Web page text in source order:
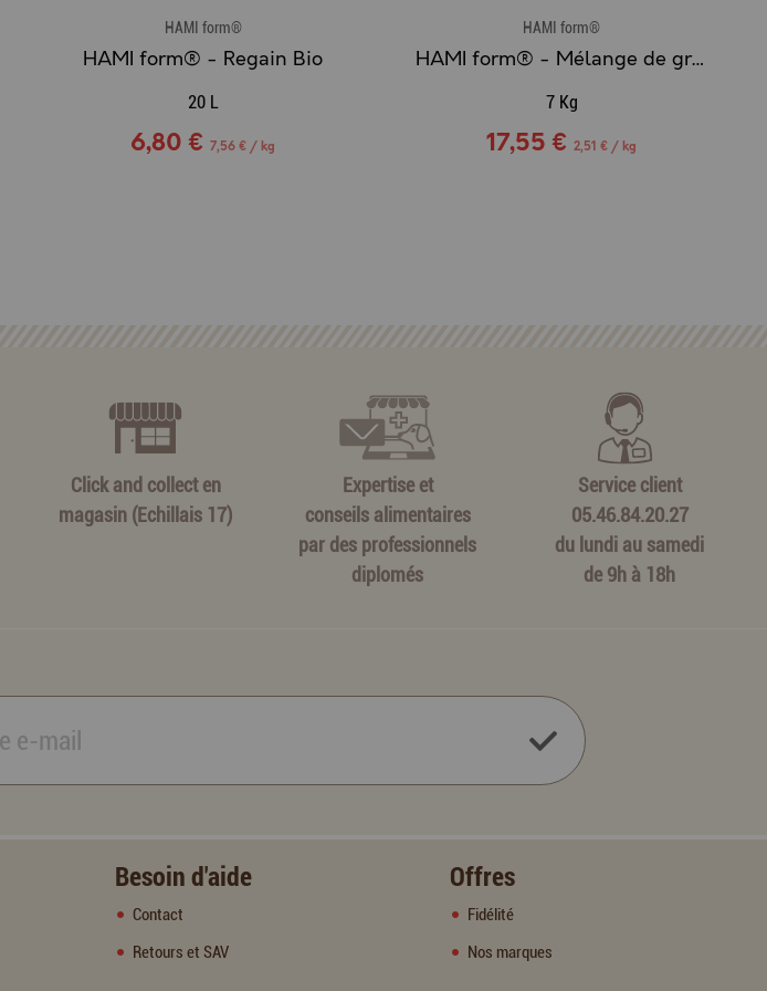
HAMI form®
HAMI form® - Regain Bio
20 L
6,80 € 7,56 € / kg
HAMI form®
HAMI form® - Mélange de graines + doseur
7 Kg
17,55 € 2,51 € / kg
Click and collect en
magasin (Echillais 17)
Expertise et
conseils alimentaires
par des professionnels
diplomés
Service client
05.46.84.20.27
du lundi au samedi
de 9h à 18h
Besoin d'aide
Contact
Retours et SAV
Offres
Fidélité
Nos marques